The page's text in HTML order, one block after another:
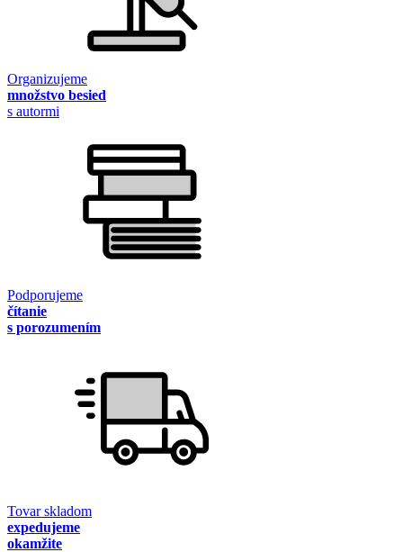
Organizujeme
množstvo besied
s autormi
Podporujeme
čítanie
s porozumením
Tovar skladom
expedujeme
okamžite